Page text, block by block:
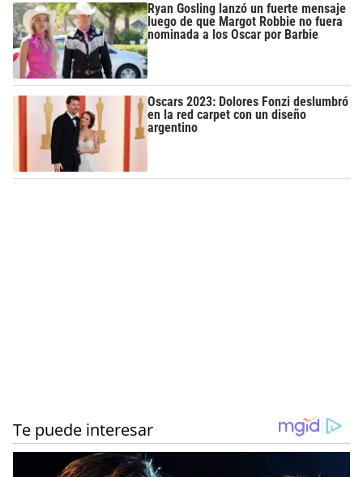
Ryan Gosling lanzó un fuerte mensaje
luego de que Margot Robbie no fuera
nominada a los Oscar por Barbie
Oscars 2023: Dolores Fonzi deslumbró
en la red carpet con un diseño
argentino